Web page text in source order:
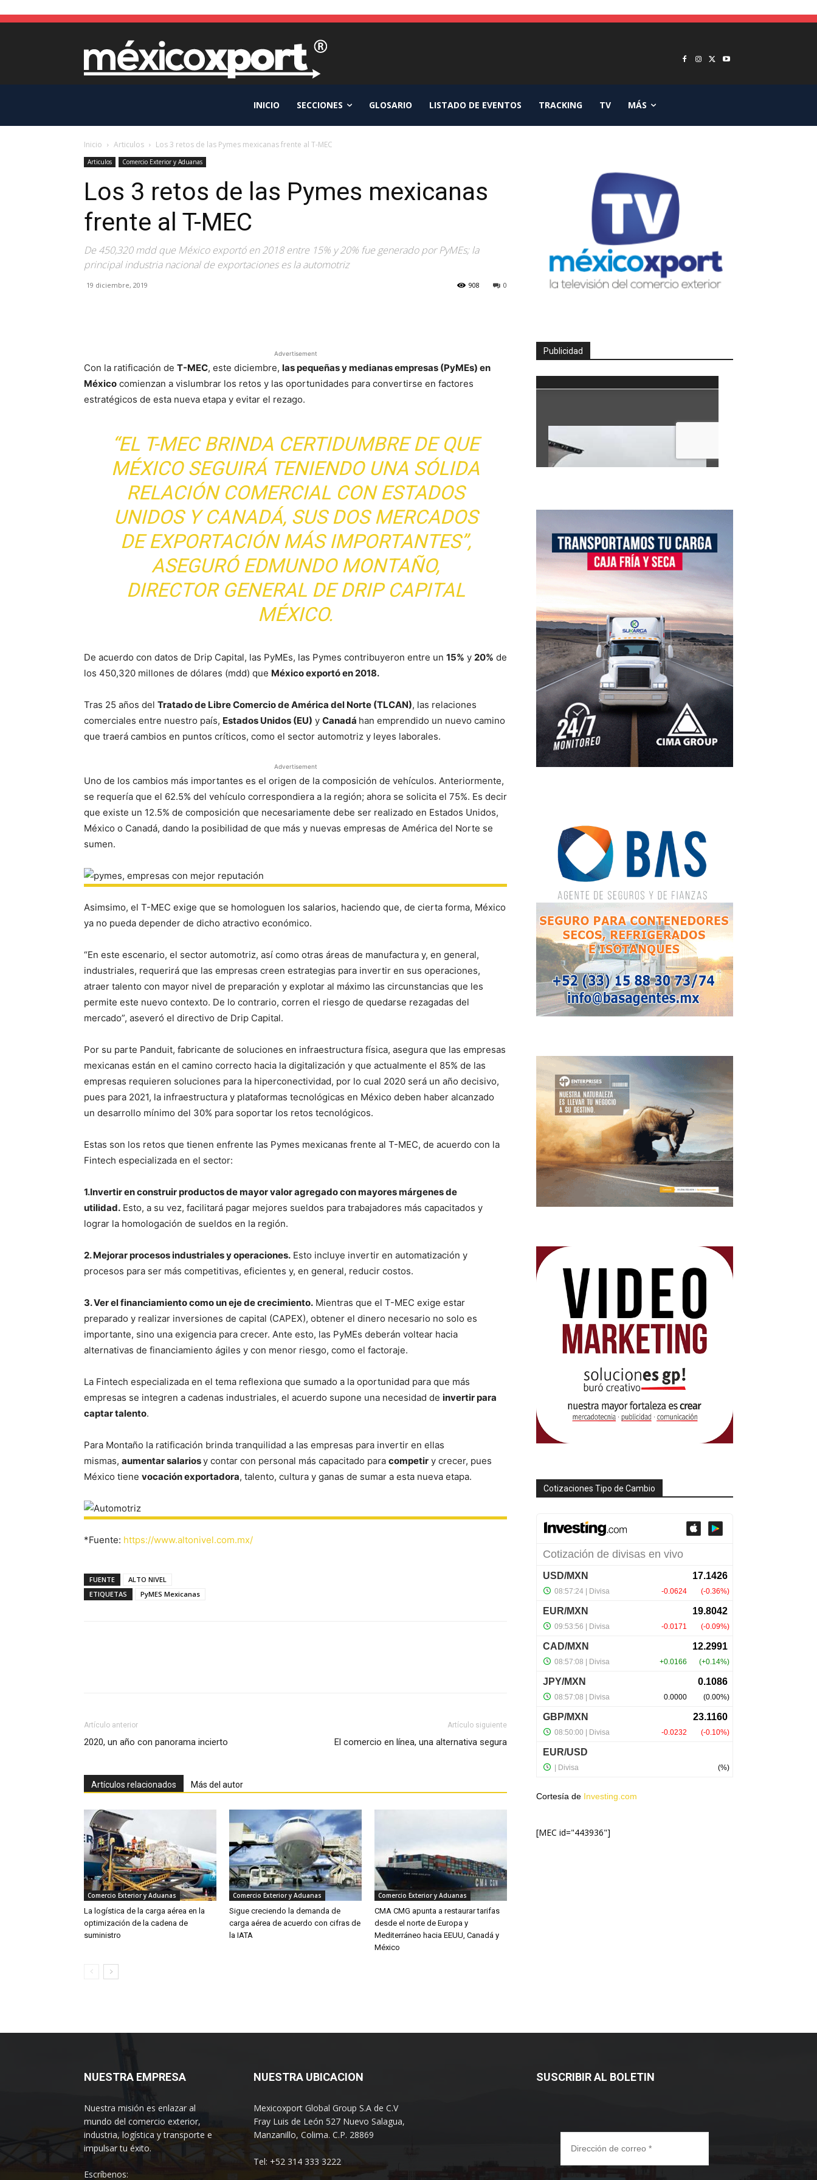
INICIO SECCIONES GLOSARIO LISTADO DE EVENTOS TRACKING TV MÁS
Inicio Articulos Los 3 retos de las Pymes mexicanas frente al T-MEC
Articulos Comercio Exterior y Aduanas
Los 3 retos de las Pymes mexicanas
frente al T-MEC
De 450,320 mdd que México exportó en 2018 entre 15% y 20% fue generado por PyMEs; la
principal industria nacional de exportaciones es la automotriz
19 diciembre, 2019 0
908
Advertisement
Con la ratificación de T-MEC, este diciembre, las pequeñas y medianas empresas (PyMEs) en
México comienzan a vislumbrar los retos y las oportunidades para convertirse en factores
estratégicos de esta nueva etapa y evitar el rezago.
“EL T-MEC BRINDA CERTIDUMBRE DE QUE
MÉXICO SEGUIRÁ TENIENDO UNA SÓLIDA
RELACIÓN COMERCIAL CON ESTADOS
UNIDOS Y CANADÁ, SUS DOS MERCADOS
DE EXPORTACIÓN MÁS IMPORTANTES”,
ASEGURÓ EDMUNDO MONTAÑO,
DIRECTOR GENERAL DE DRIP CAPITAL
MÉXICO.
De acuerdo con datos de Drip Capital, las PyMEs, las Pymes contribuyeron entre un 15% y 20% de
los 450,320 millones de dólares (mdd) que México exportó en 2018.
Tras 25 años del Tratado de Libre Comercio de América del Norte (TLCAN), las relaciones
comerciales entre nuestro país, Estados Unidos (EU) y Canadá han emprendido un nuevo camino
que traerá cambios en puntos críticos, como el sector automotriz y leyes laborales.
Advertisement
Uno de los cambios más importantes es el origen de la composición de vehículos. Anteriormente,
se requería que el 62.5% del vehículo correspondiera a la región; ahora se solicita el 75%. Es decir
que existe un 12.5% de composición que necesariamente debe ser realizado en Estados Unidos,
México o Canadá, dando la posibilidad de que más y nuevas empresas de América del Norte se
sumen.
Asimsimo, el T-MEC exige que se homologuen los salarios, haciendo que, de cierta forma, México
ya no pueda depender de dicho atractivo económico.
“En este escenario, el sector automotriz, así como otras áreas de manufactura y, en general,
industriales, requerirá que las empresas creen estrategias para invertir en sus operaciones,
atraer talento con mayor nivel de preparación y explotar al máximo las circunstancias que les
permite este nuevo contexto. De lo contrario, corren el riesgo de quedarse rezagadas del
mercado”, aseveró el directivo de Drip Capital.
Por su parte Panduit, fabricante de soluciones en infraestructura física, asegura que las empresas
mexicanas están en el camino correcto hacia la digitalización y que actualmente el 85% de las
empresas requieren soluciones para la hiperconectividad, por lo cual 2020 será un año decisivo,
pues para 2021, la infraestructura y plataformas tecnológicas en México deben haber alcanzado
un desarrollo mínimo del 30% para soportar los retos tecnológicos.
Estas son los retos que tienen enfrente las Pymes mexicanas frente al T-MEC, de acuerdo con la
Fintech especializada en el sector:
1.Invertir en construir productos de mayor valor agregado con mayores márgenes de
utilidad. Esto, a su vez, facilitará pagar mejores sueldos para trabajadores más capacitados y
lograr la homologación de sueldos en la región.
2. Mejorar procesos industriales y operaciones. Esto incluye invertir en automatización y
procesos para ser más competitivas, eficientes y, en general, reducir costos.
3. Ver el financiamiento como un eje de crecimiento. Mientras que el T-MEC exige estar
preparado y realizar inversiones de capital (CAPEX), obtener el dinero necesario no solo es
importante, sino una exigencia para crecer. Ante esto, las PyMEs deberán voltear hacia
alternativas de financiamiento ágiles y con menor riesgo, como el factoraje.
La Fintech especializada en el tema reflexiona que sumado a la oportunidad para que más
empresas se integren a cadenas industriales, el acuerdo supone una necesidad de invertir para
captar talento.
Para Montaño la ratificación brinda tranquilidad a las empresas para invertir en ellas
mismas, aumentar salariosy contar con personal más capacitado para competir y crecer, pues
México tiene vocación exportadora, talento, cultura y ganas de sumar a esta nueva etapa.
*Fuente: https://www.altonivel.com.mx/
FUENTE
ALTO NIVEL
ETIQUETAS
PyMES Mexicanas
Artículo anterior
2020, un año con panorama incierto
Artículo siguiente
El comercio en línea, una alternativa segura
Artículos relacionados Más del autor
Comercio Exterior y Aduanas
La logística de la carga aérea en la
optimización de la cadena de
suministro
Comercio Exterior y Aduanas
Sigue creciendo la demanda de
carga aérea de acuerdo con cifras de
la IATA
Comercio Exterior y Aduanas
CMA CMG apunta a restaurar tarifas
desde el norte de Europa y
Mediterráneo hacia EEUU, Canadá y
México
Publicidad
Cotizaciones Tipo de Cambio
Cortesía de Investing.com
[MEC id="443936"]
NUESTRA EMPRESA
Nuestra misión es enlazar al
mundo del comercio exterior,
industria, logística y transporte e
impulsar tu éxito.
Escríbenos:
NUESTRA UBICACION
Mexicoxport Global Group S.A de C.V
Fray Luis de León 527 Nuevo Salagua,
Manzanillo, Colima. C.P. 28869
Tel: +52 314 333 3222
SUSCRIBIR AL BOLETIN